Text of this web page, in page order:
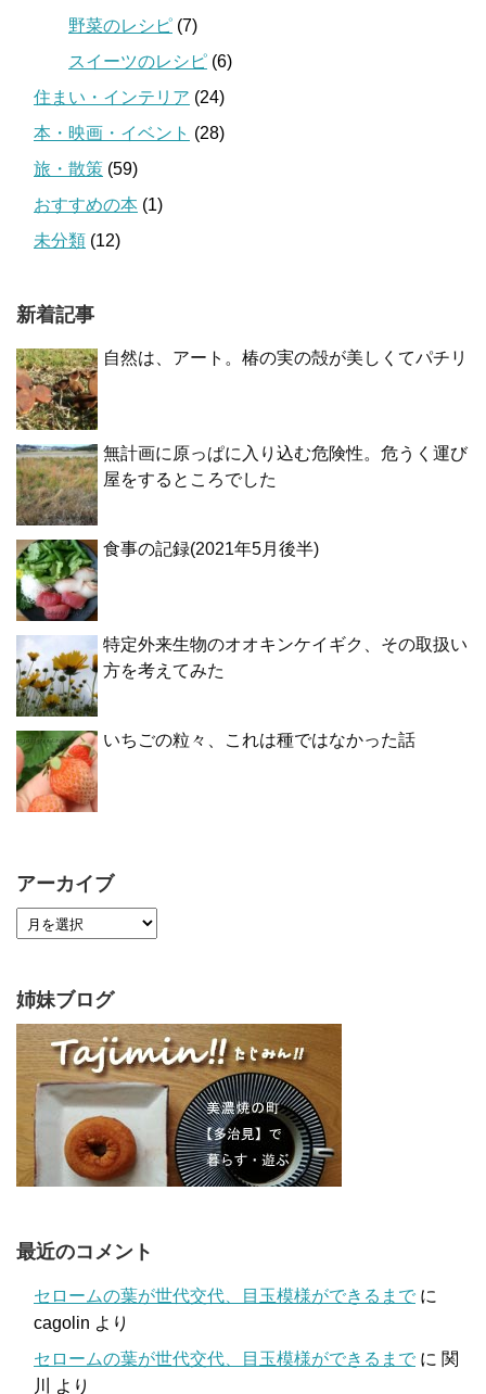
野菜のレシピ (7)
スイーツのレシピ (6)
住まい・インテリア (24)
本・映画・イベント (28)
旅・散策 (59)
おすすめの本 (1)
未分類 (12)
新着記事
自然は、アート。椿の実の殻が美しくてパチリ
無計画に原っぱに入り込む危険性。危うく運び
屋をするところでした
食事の記録(2021年5月後半)
特定外来生物のオオキンケイギク、その取扱い
方を考えてみた
いちごの粒々、これは種ではなかった話
アーカイブ
姉妹ブログ
最近のコメント
セロームの葉が世代交代、目玉模様ができるまで に
cagolin より
セロームの葉が世代交代、目玉模様ができるまで に 関
川
より